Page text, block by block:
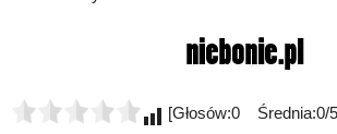
[Głosów:0 Średnia:0/